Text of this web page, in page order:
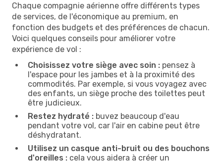
Chaque compagnie aérienne offre différents types
de services, de l'économique au premium, en
fonction des budgets et des préférences de chacun.
Voici quelques conseils pour améliorer votre
expérience de vol :
Choisissez votre siège avec soin : pensez à
l'espace pour les jambes et à la proximité des
commodités. Par exemple, si vous voyagez avec
des enfants, un siège proche des toilettes peut
être judicieux.
Restez hydraté : buvez beaucoup d'eau
pendant votre vol, car l'air en cabine peut être
déshydratant.
Utilisez un casque anti-bruit ou des bouchons
d'oreilles : cela vous aidera à créer un